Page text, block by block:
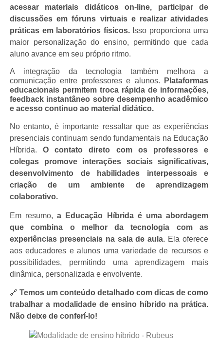
acessar materiais didáticos on-line, participar de
discussões em fóruns virtuais e realizar atividades
práticas em laboratórios físicos. Isso proporciona uma
maior personalização do ensino, permitindo que cada
aluno avance em seu próprio ritmo.
A integração da tecnologia também melhora a
comunicação entre professores e alunos.
Plataformas
educacionais permitem troca rápida de informações,
feedback instantâneo sobre desempenho acadêmico
e acesso contínuo ao material didático.
No entanto, é importante ressaltar que as experiências
presenciais continuam sendo fundamentais na Educação
Híbrida.O contato direto com os professores e
colegas promove interações sociais significativas,
desenvolvimento de habilidades interpessoais e
criação de um ambiente de aprendizagem
colaborativo.
Em resumo,a Educação Híbrida é uma abordagem
que combina o melhor da tecnologia com as
experiências presenciais na sala de aula. Ela oferece
aos educadores e alunos uma variedade de recursos e
possibilidades, permitindo uma aprendizagem mais
dinâmica, personalizada e envolvente.
🔗 Temos um conteúdo detalhado com dicas de como
trabalhar a modalidade de ensino híbrido na prática.
Não deixe de conferí-lo!